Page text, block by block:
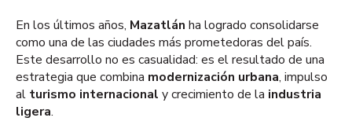
En los últimos años, Mazatlán ha logrado consolidarse
como una de las ciudades más prometedoras del país.
Este desarrollo no es casualidad: es el resultado de una
estrategia que combina modernización urbana, impulso
al turismo internacional y crecimiento de la industria
ligera.